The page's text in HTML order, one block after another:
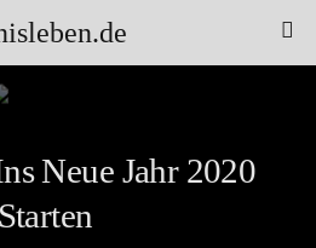
Neue Jahr 2020
Starten